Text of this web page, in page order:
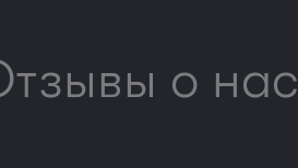
о нас